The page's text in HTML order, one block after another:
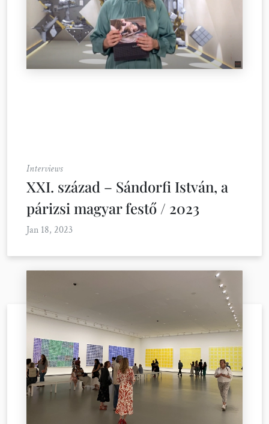
Interviews
XXI. század – Sándorfi István, a
párizsi magyar festő / 2023
Jan 18, 2023